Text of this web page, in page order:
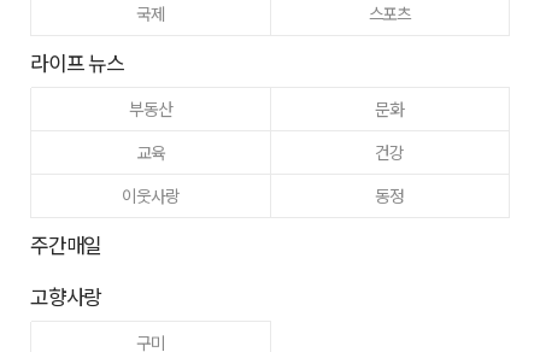
국제
스포츠
라이프 뉴스
부동산
문화
교육
건강
이웃사랑
동정
주간매일
고향사랑
구미